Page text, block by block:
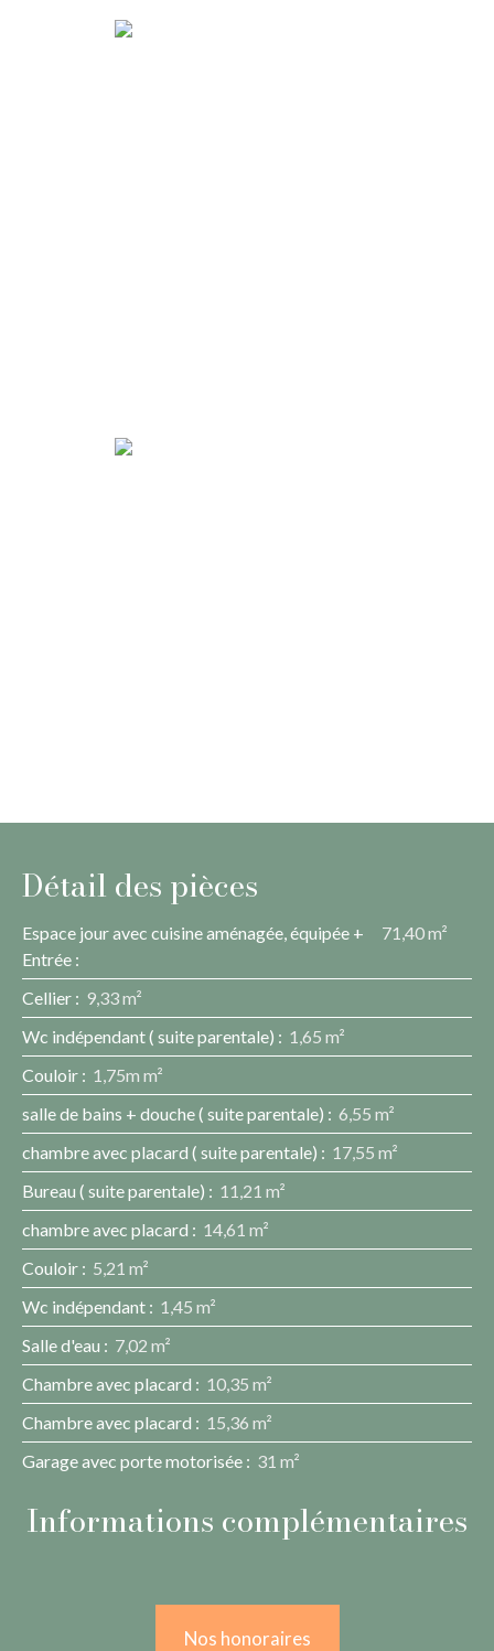
Détail des pièces
Espace jour avec cuisine aménagée, équipée +
Entrée :
71,40 m²
Cellier : 9,33 m²
Wc indépendant ( suite parentale) : 1,65 m²
Couloir : 1,75m m²
salle de bains + douche ( suite parentale) : 6,55 m²
chambre avec placard ( suite parentale) : 17,55 m²
Bureau ( suite parentale) : 11,21 m²
chambre avec placard : 14,61 m²
Couloir : 5,21 m²
Wc indépendant : 1,45 m²
Salle d'eau : 7,02 m²
Chambre avec placard : 10,35 m²
Chambre avec placard : 15,36 m²
Garage avec porte motorisée : 31 m²
Informations complémentaires
Nos honoraires